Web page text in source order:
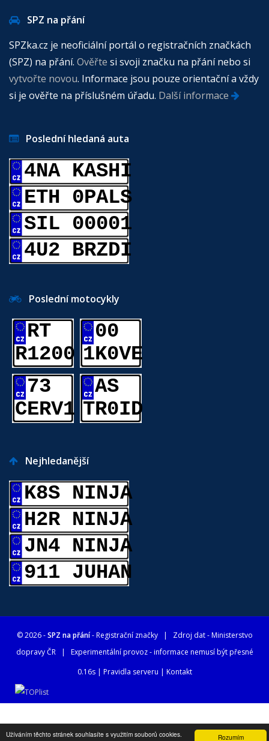
Rozumím
Užíváním těchto stránek souhlasíte s využitím souborů cookies.
SPZ na přání
SPZka.cz je neoficiální portál o registračních značkách
(SPZ) na přání. Ověřte si svoji značku na přání nebo si
vytvořte novou. Informace jsou pouze orientační a vždy
si je ověřte na příslušném úřadu. Další informace
Poslední hledaná auta
4NA KASHI
ETH 0PALS
SIL 00001
4U2 BRZDI
Poslední motocykly
RT
R1200
00
1K0VE
73
CERV1
AS
TR0ID
Nejhledanější
K8S NINJA
H2R NINJA
JN4 NINJA
911 JUHAN
© 2026 -SPZ na přání- Registrační značky| Zdroj dat -Ministerstvo
dopravy ČR| Experimentální provoz - informace nemusí být přesné
0.16s | Pravidla serveru | Kontakt